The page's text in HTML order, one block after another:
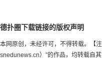
德扑圈下载链接的版权声明
本网原创，未经许可，不得转载。【
snedunews.cn）”的作品，均转载自